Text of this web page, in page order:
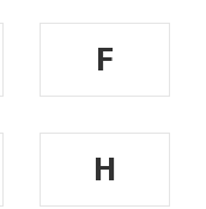
F
H